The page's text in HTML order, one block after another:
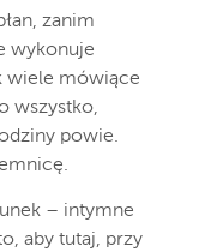
zanim
wykonuje
wiele mówiące
wszystko,
powie.
– intymne
aby tutaj, przy